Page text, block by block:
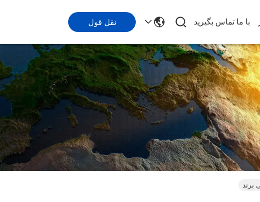
با ما تماس بگیرید نقل قول